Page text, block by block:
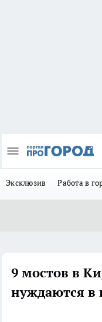
Эксклюзив Работа в
9 мостов в
нуждаются в